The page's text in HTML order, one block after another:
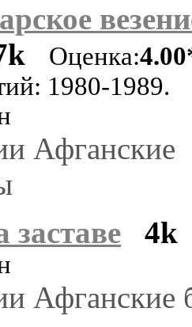
Оценка:
1980-1989.
Афганские
заставе
4k
Афганские